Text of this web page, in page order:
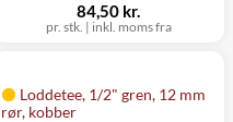
pr. stk. | inkl. moms fra
84,50 kr.
Loddetee, 1/2" gren, 12 mm
rør, kobber